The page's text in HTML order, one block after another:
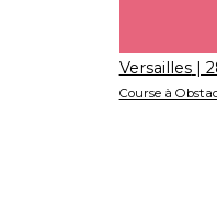
Versailles |
Course à